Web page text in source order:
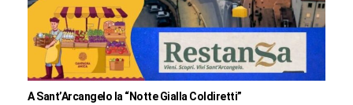
A Sant’Arcangelo la “Notte Gialla Coldiretti”